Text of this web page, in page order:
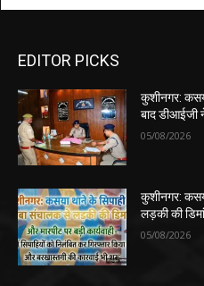
EDITOR PICKS
कुशीनगर:
बाद डीआईजी
05/08/2026
कुशीनगर:
लड़की की
05/08/2026